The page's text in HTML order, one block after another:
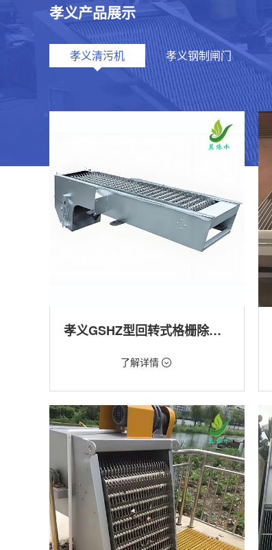
孝义产品展示
孝义清污机 孝义钢制闸门
孝义GSHZ型回转式格栅除污机
价格：1.08万/台
机,回转式清污机
用途：泵站,污水处理,水电站,自来水厂,渠道,水
产养殖,化工,纺织,给排水工程
了解详情